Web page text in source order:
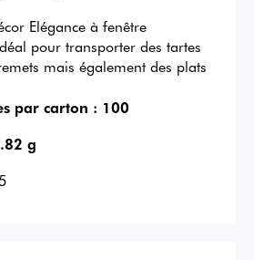
Elégance à fenêtre
pour transporter des tartes
mais également des plats
par carton : 100
g